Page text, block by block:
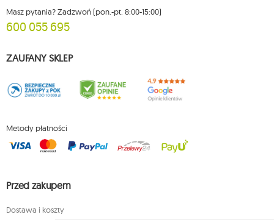
Masz pytania? Zadzwoń (pon.-pt. 8:00-15:00)
600 055 695
ZAUFANY SKLEP
Metody płatności
Przed zakupem
Dostawa i koszty